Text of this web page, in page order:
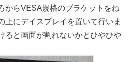
からVESA規格のブラケットをね
上にデイスプレイを置いて行いま
ると画面が割れないかとひやひや